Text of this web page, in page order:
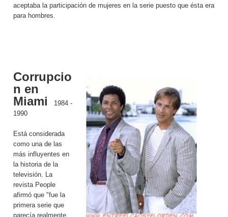
aceptaba la participación de mujeres en la serie puesto que ésta era
para hombres.
Corrupcio
n en
Miami
1984 -
1990
Está considerada
como una de las
más influyentes en
la historia de la
televisión. La
revista People
afirmó que "fue la
primera serie que
parecía realmente